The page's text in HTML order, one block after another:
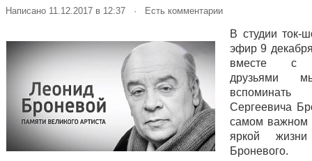
Написано 11.12.2017 в 12:37 · Есть комментарии
В студии ток-
эфир 9
вместе с
друзьями
Сергеевича
самом важном
яркой
Броневого.